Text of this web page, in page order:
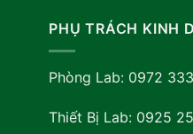
PHỤ TRÁCH KINH
Phòng Lab: 0972
Thiết Bị Lab: 0925